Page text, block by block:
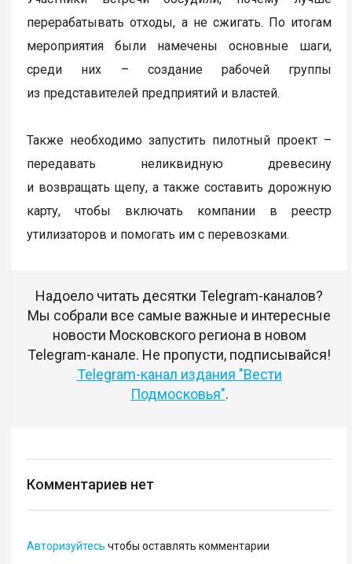
перерабатывать отходы, а не сжигать. По итогам
мероприятия были намечены основные шаги,
среди них – создание рабочей группы
из представителей предприятий и властей.
Также необходимо запустить пилотный проект –
передавать неликвидную древесину
и возвращать щепу, а также составить дорожную
карту, чтобы включать компании в реестр
утилизаторов и помогать им с перевозками.
Надоело читать десятки Telegram-каналов?
Мы собрали все самые важные и интересные
новости Московского региона в новом
Telegram-канале. Не пропусти, подписывайся!
Telegram-канал издания "Вести
Подмосковья".
Комментариев нет
Авторизуйтесь чтобы оставлять комментарии